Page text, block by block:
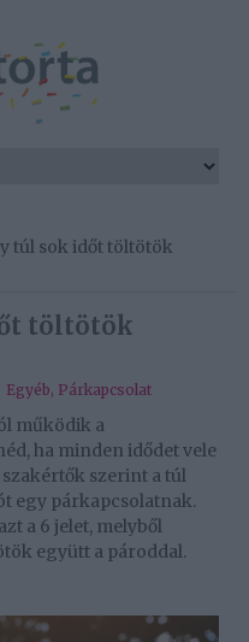
túl sok időt töltötök
töltötök
Egyéb, Párkapcsolat
működik a
ha minden idődet vele
szerint a túl
egy párkapcsolatnak.
a 6 jelet, melyből
együtt a pároddal.